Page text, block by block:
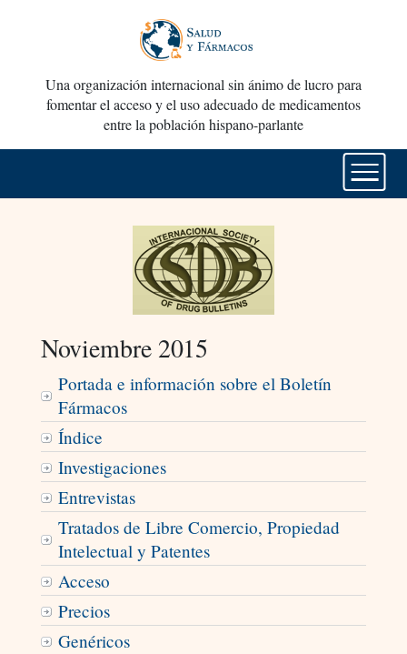
Una organización internacional sin ánimo de lucro para
fomentar el acceso y el uso adecuado de medicamentos
entre la población hispano-parlante
Noviembre 2015
Portada e información sobre el Boletín
Fármacos
Índice
Investigaciones
Entrevistas
Tratados de Libre Comercio, Propiedad
Intelectual y Patentes
Acceso
Precios
Genéricos